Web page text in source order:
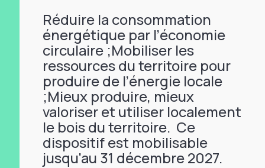
Réduire la consommation
énergétique par l’économie
circulaire ;Mobiliser les
ressources du territoire pour
produire de l’énergie locale
;Mieux produire, mieux
valoriser et utiliser localement
le bois du territoire. Ce
dispositif est mobilisable
jusqu'au 31 décembre 2027.